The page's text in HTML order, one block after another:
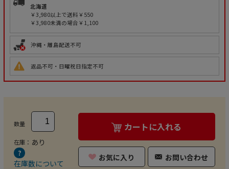
北海道
￥3,980以上で送料￥550
￥3,980未満の場合￥1,100
沖縄・離島配送不可
返品不可・日曜祝日指定不可
数量
在庫： あり
在庫数について
カートに入れる
お気に入り お問い合わせ